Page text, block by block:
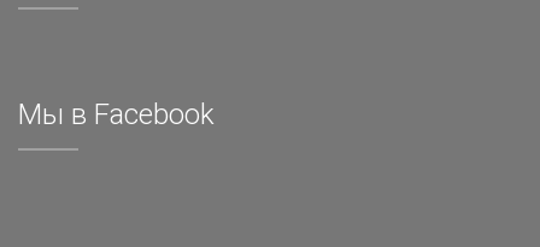
Мы в Facebook